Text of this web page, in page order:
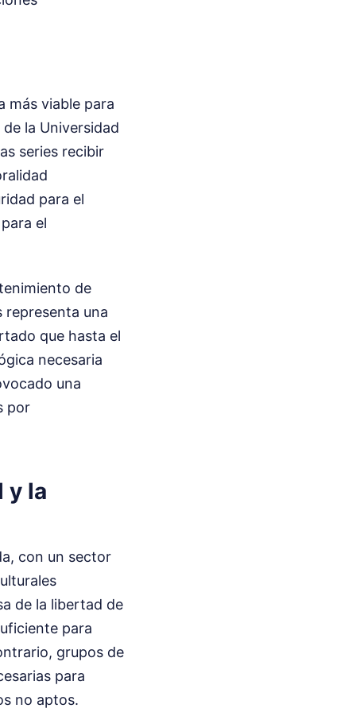
más viable para
la Universidad
series recibir
para el
el
de
representa una
que hasta el
necesaria
una
por
y la
con un sector
de la libertad de
para
grupos de
para
no aptos.